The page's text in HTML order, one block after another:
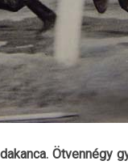
Ötvennégy